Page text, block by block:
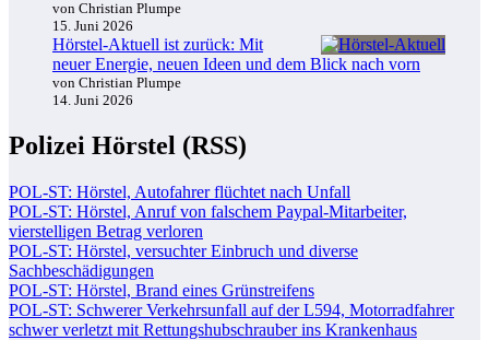
von Christian Plumpe
15. Juni 2026
Hörstel-Aktuell ist zurück: Mit
neuer Energie, neuen Ideen und dem Blick nach vorn
von Christian Plumpe
14. Juni 2026
Polizei Hörstel (RSS)
POL-ST: Hörstel, Autofahrer flüchtet nach Unfall
POL-ST: Hörstel, Anruf von falschem Paypal-Mitarbeiter,
vierstelligen Betrag verloren
POL-ST: Hörstel, versuchter Einbruch und diverse
Sachbeschädigungen
POL-ST: Hörstel, Brand eines Grünstreifens
POL-ST: Schwerer Verkehrsunfall auf der L594, Motorradfahrer
schwer verletzt mit Rettungshubschrauber ins Krankenhaus